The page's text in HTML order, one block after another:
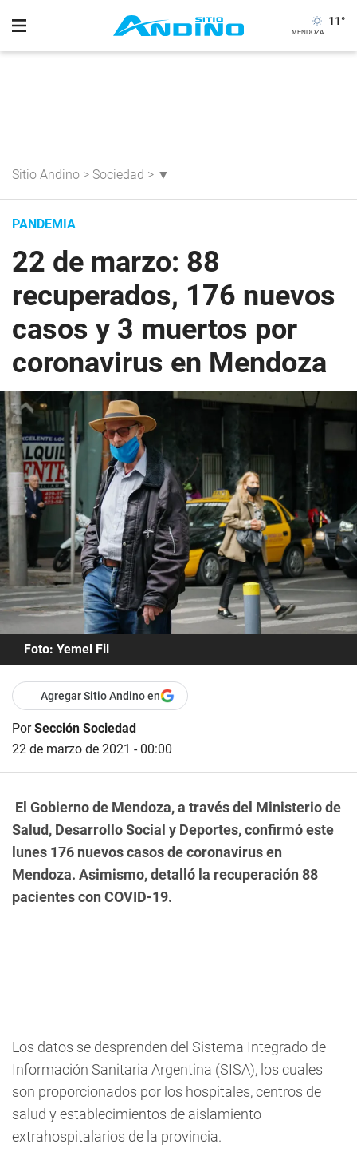
11°
Sitio Andino > Sociedad > ▼
PANDEMIA
22 de marzo: 88
recuperados, 176 nuevos
casos y 3 muertos por
coronavirus en Mendoza
Foto: Yemel Fil
Agregar Sitio Andino en
PorSección Sociedad
22 de marzo de 2021 - 00:00
El Gobierno de Mendoza, a través del Ministerio de
Salud, Desarrollo Social y Deportes, confirmó este
lunes 176 nuevos casos de coronavirus en
Mendoza. Asimismo, detalló la recuperación 88
pacientes con COVID-19.
Los datos se desprenden del Sistema Integrado de
Información Sanitaria Argentina (SISA), los cuales
son proporcionados por los hospitales, centros de
salud y establecimientos de aislamiento
extrahospitalarios de la provincia.